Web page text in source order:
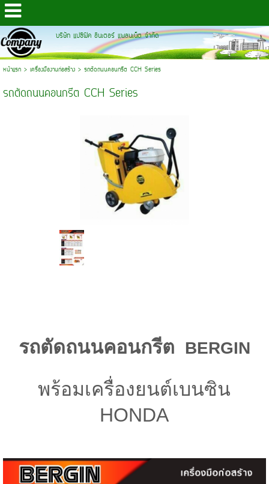
บริษัท แปซิฟิค อินเตอร์ แพลนเน็ต จำกัด
หน้าแรก> เครื่องมืองานก่อสร้าง> รถตัดถนนคอนกรีต CCH Series
รถตัดถนนคอนกรีต CCH Series
รถตัดถนนคอนกรีต BERGIN
พร้อมเครื่องยนต์เบนซิน
HONDA